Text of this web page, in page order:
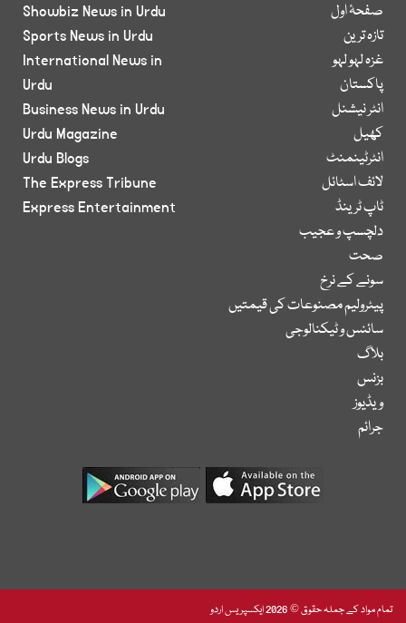
صفحۂ اول
تازہ ترین
غزہ لہو لہو
پاکستان
انٹر نیشنل
کھیل
انٹرٹینمنٹ
لائف اسٹائل
ٹاپ ٹرینڈ
دلچسپ و عجیب
صحت
سونے کے نرخ
پیٹرولیم مصنوعات کی قیمتیں
سائنس و ٹیکنالوجی
بلاگ
بزنس
ویڈیوز
جرائم
Showbiz News in Urdu
Sports News in Urdu
International News in
Urdu
Business News in Urdu
Urdu Magazine
Urdu Blogs
The Express Tribune
Express Entertainment
تمام مواد کے جملہ حقوق © 2026 ایکسپریس اردو